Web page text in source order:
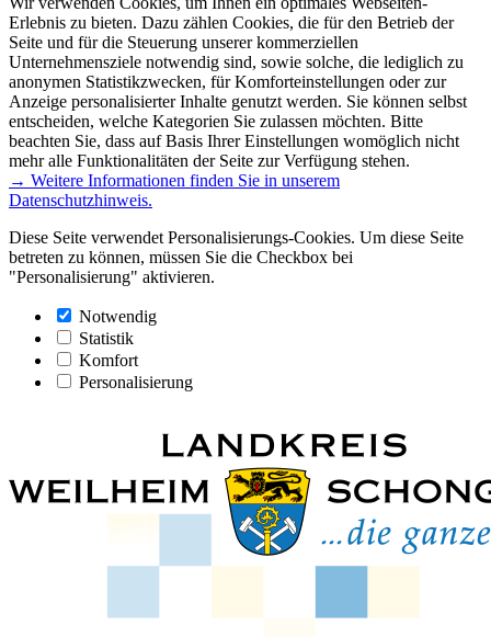
Erlebnis zu bieten. Dazu zählen Cookies, die für den Betrieb der
Seite und für die Steuerung unserer kommerziellen
Unternehmensziele notwendig sind, sowie solche, die lediglich zu
anonymen Statistikzwecken, für Komforteinstellungen oder zur
Anzeige personalisierter Inhalte genutzt werden. Sie können selbst
entscheiden, welche Kategorien Sie zulassen möchten. Bitte
beachten Sie, dass auf Basis Ihrer Einstellungen womöglich nicht
mehr alle Funktionalitäten der Seite zur Verfügung stehen.
→ Weitere Informationen finden Sie in unserem
Datenschutzhinweis.
Diese Seite verwendet Personalisierungs-Cookies. Um diese Seite
betreten zu können, müssen Sie die Checkbox bei
"Personalisierung" aktivieren.
Notwendig
Statistik
Komfort
Personalisierung